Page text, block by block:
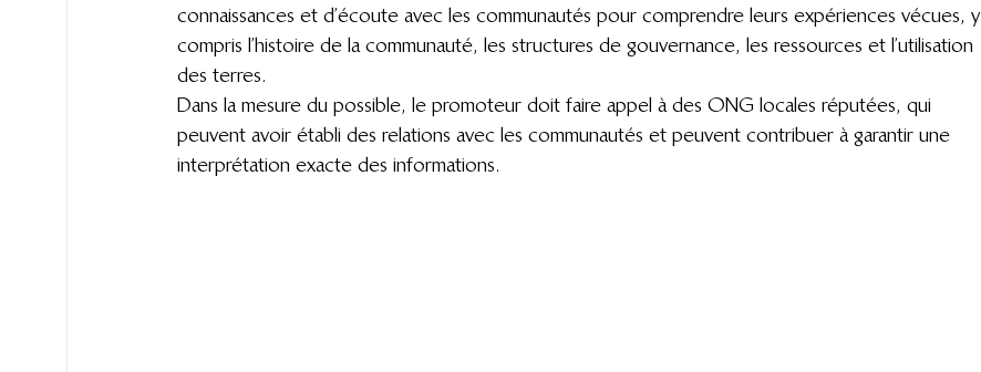
connaissances et d’écoute avec les communautés pour comprendre leurs expériences vécues, y
compris l’histoire de la communauté, les structures de gouvernance, les ressources et l’utilisation
des terres.
Dans la mesure du possible, le promoteur doit faire appel à des ONG locales réputées, qui
peuvent avoir établi des relations avec les communautés et peuvent contribuer à garantir une
interprétation exacte des informations.